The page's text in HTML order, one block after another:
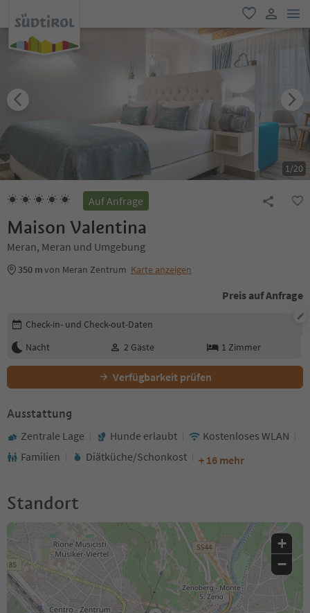
favorit
user link
1/20
Auf Anfrage
Maison Valentina
Meran, Meran und Umgebung
350 mvon Meran Zentrum Karte anzeigen
Preis auf Anfrage
Buchungsdetails bearbeiten
Check-in- und Check-out-Daten
Nacht
2 Gäste 1 Zimmer
Verfügbarkeit prüfen
Ausstattung
Zentrale Lage Hunde erlaubt
Kostenloses WLAN
Familien
Diätküche/Schonkost + 16 mehr
Standort
+
−